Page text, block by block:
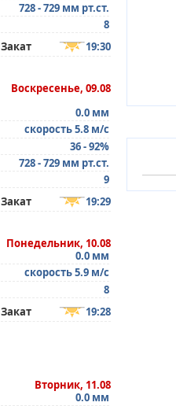
728 - 729 мм рт.ст.
8
Закат 19:30
Воскресенье, 09.08
0.0 мм
скорость 5.8 м/с
36 - 92%
728 - 729 мм рт.ст.
9
Закат 19:29
Понедельник, 10.08
0.0 мм
скорость 5.9 м/с
8
Закат 19:28
Вторник, 11.08
0.0 мм